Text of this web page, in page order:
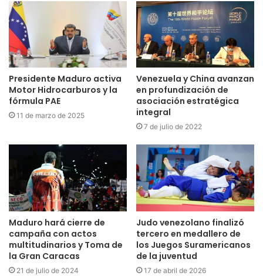
Presidente Maduro activa
Motor Hidrocarburos y la
fórmula PAE
11 de marzo de 2025
Venezuela y China avanzan
en profundización de
asociación estratégica
integral
7 de julio de 2022
Maduro hará cierre de
campaña con actos
multitudinarios y Toma de
la Gran Caracas
21 de julio de 2024
Judo venezolano finalizó
tercero en medallero de
los Juegos Suramericanos
de la juventud
17 de abril de 2026